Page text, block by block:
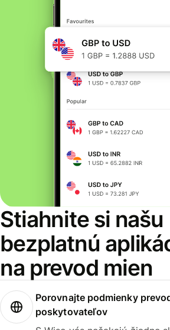
Stiahnite si našu
bezplatnú
na prevod mien
Porovnajte podmienky
poskytovateľov